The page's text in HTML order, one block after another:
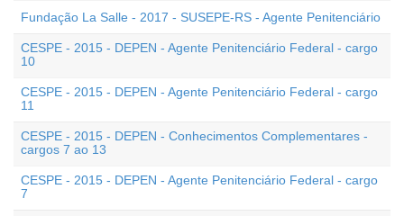
Fundação La Salle - 2017 - SUSEPE-RS - Agente Penitenciário
CESPE - 2015 - DEPEN - Agente Penitenciário Federal - cargo
10
CESPE - 2015 - DEPEN - Agente Penitenciário Federal - cargo
11
CESPE - 2015 - DEPEN - Conhecimentos Complementares -
cargos 7 ao 13
CESPE - 2015 - DEPEN - Agente Penitenciário Federal - cargo
7